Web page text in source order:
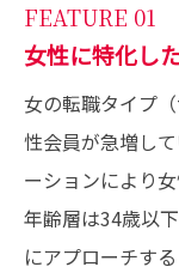
FEATURE 01
女性に特化し
女の転職タイプ
性会員が急増し
ーションにより
年齢層は34歳以
にアプローチす